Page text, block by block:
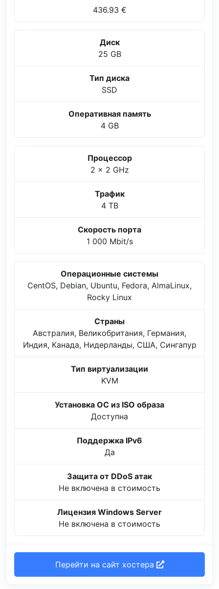
436.93 €
Диск
25 GB
Тип диска
SSD
Оперативная память
4 GB
Процессор
2 x 2 GHz
Трафик
4 TB
Скорость порта
1 000 Mbit/s
Операционные системы
CentOS, Debian, Ubuntu, Fedora, AlmaLinux,
Rocky Linux
Страны
Австралия, Великобритания, Германия,
Индия, Канада, Нидерланды, США, Сингапур
Тип виртуализации
KVM
Установка ОС из ISO образа
Доступна
Поддержка IPv6
Да
Защита от DDoS атак
Не включена в стоимость
Лицензия Windows Server
Не включена в стоимость
Перейти на сайт хостера